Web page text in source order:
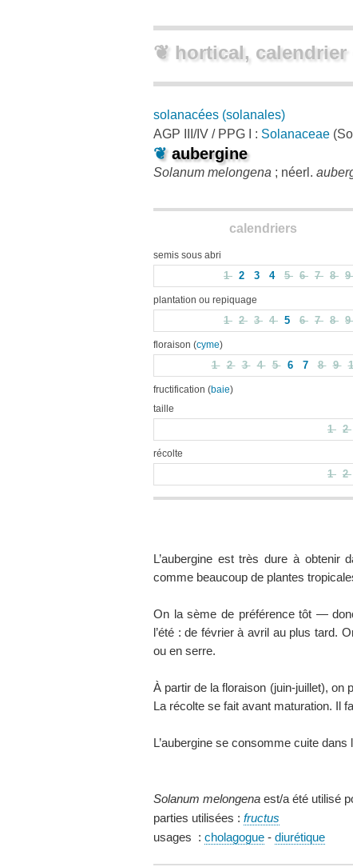
❦ hortical, calendrier
solanacées (solanales)
AGP III/IV / PPG I : Solanaceae
❦aubergine
Solanum melongena ; néerl.
calendriers
semis sous abri
1 2 3 4 5 6 7 8 9
plantation ou repiquage
1 2 3 4 5 6 7 8 9
floraison (cyme)
1 2 3 4 5 6 7 8 9
fructification (baie)
taille
1 2
récolte
1 2
L’aubergine est très dure à obtenir
comme beaucoup de plantes
On la sème de préférence tôt —
l’été : de février à avril au plus tard.
ou en serre.
À partir de la floraison (juin-juillet), on
La récolte se fait avant maturation. Il
L’aubergine se consomme cuite
Solanum melongena est/a été utilisé
parties utilisées : fructus
usages : cholagogue - diurétique